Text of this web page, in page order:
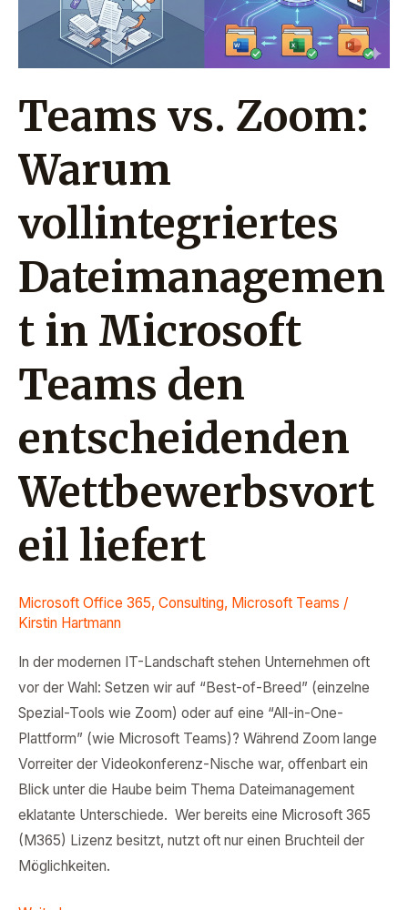
Teams vs. Zoom:
Warum
vollintegriertes
Dateimanagemen
t in Microsoft
Teams den
entscheidenden
Wettbewerbsvort
eil liefert
Microsoft Office 365, Consulting, Microsoft Teams /
Kirstin Hartmann
In der modernen IT-Landschaft stehen Unternehmen oft
vor der Wahl: Setzen wir auf “Best-of-Breed” (einzelne
Spezial-Tools wie Zoom) oder auf eine “All-in-One-
Plattform” (wie Microsoft Teams)? Während Zoom lange
Vorreiter der Videokonferenz-Nische war, offenbart ein
Blick unter die Haube beim Thema Dateimanagement
eklatante Unterschiede. Wer bereits eine Microsoft 365
(M365) Lizenz besitzt, nutzt oft nur einen Bruchteil der
Möglichkeiten.
Dateimanagement in
Microsoft
Wettbewerbsvorteil